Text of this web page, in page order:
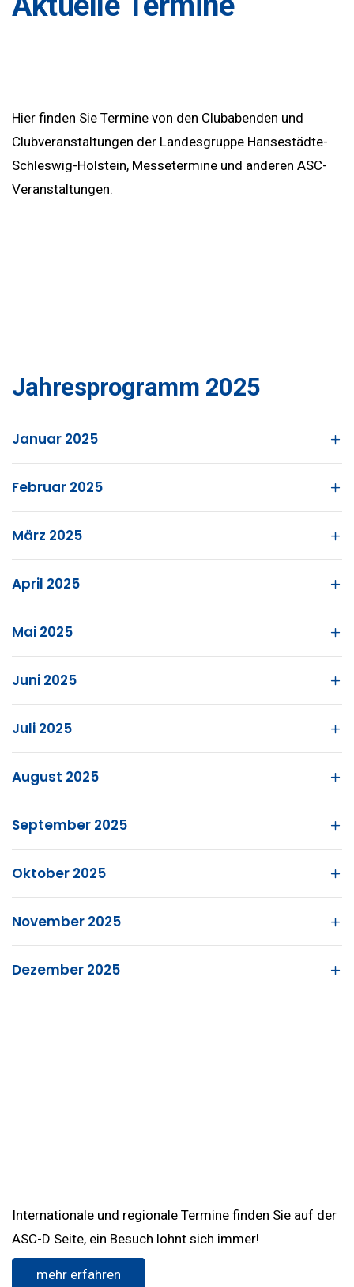
Hier finden Sie Termine von den Clubabenden und
Clubveranstaltungen der Landesgruppe Hansestädte-
Schleswig-Holstein, Messetermine und anderen ASC-
Veranstaltungen.
Jahresprogramm 2025
Januar 2025
Februar 2025
März 2025
April 2025
Mai 2025
Juni 2025
Juli 2025
August 2025
September 2025
Oktober 2025
November 2025
Dezember 2025
Internationale und regionale Termine finden Sie auf der
ASC-D Seite, ein Besuch lohnt sich immer!
mehr erfahren